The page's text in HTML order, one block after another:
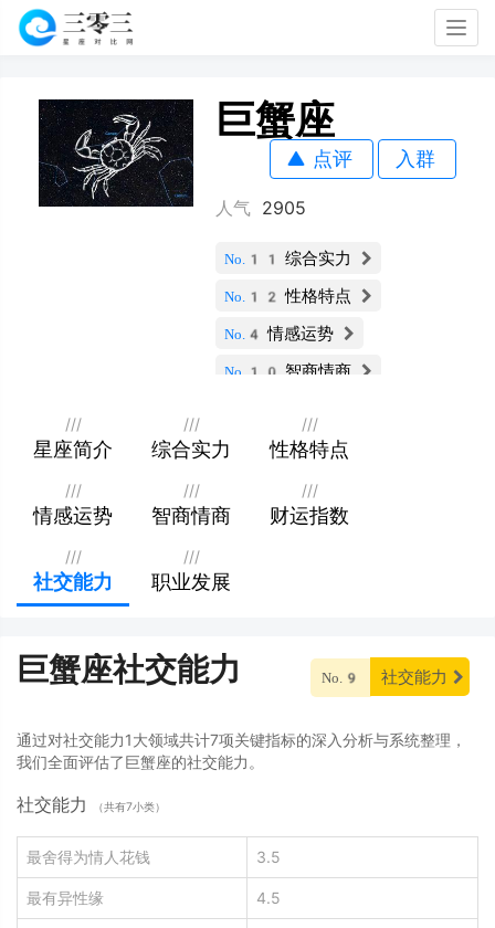
巨蟹座
点评 入群
人气 2905
No.11 综合实力
No.12 性格特点
No.4 情感运势
No.10 智商情商
No.9 社交能力
职业发展
///
星座简介
///
综合实力
///
性格特点
///
情感运势
///
智商情商
///
财运指数
///
社交能力
///
职业发展
巨蟹座社交能力 No.9 社交能力
通过对社交能力1大领域共计7项关键指标的深入分析与系统整理，
我们全面评估了巨蟹座的社交能力。
社交能力 （共有7小类）
最舍得为情人花钱 3.5
最有异性缘 4.5